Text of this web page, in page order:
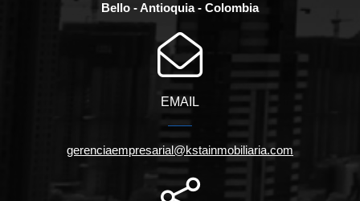
Bello - Antioquia - Colombia
EMAIL
gerenciaempresarial@kstainmobiliaria.com